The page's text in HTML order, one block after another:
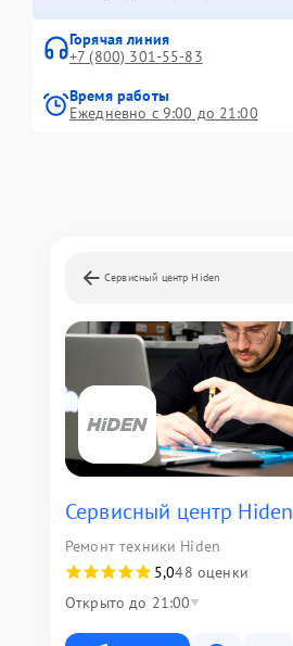
Горячая линия
+7 (800) 301-55-83
Время работы
Ежедневно с 9:00 до 21:00
Сервисный центр Hiden
Сервисный центр Hiden
Ремонт техники Hiden
5,048 оценки
Открыто до 21:00